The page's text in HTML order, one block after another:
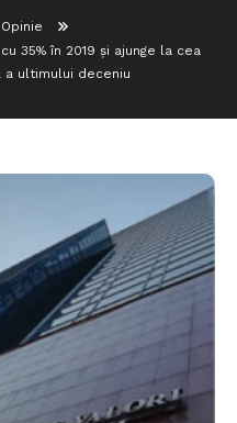
Opinie
35% în 2019 și ajunge la cea
ultimului deceniu